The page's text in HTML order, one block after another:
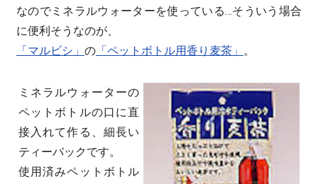
なのでミネラルウォーターを使っている…そういう場合
に便利そうなのが、
「マルビシ」 の 「ペットボトル用香り麦茶」 。
ミネラルウォーターの
ペットボトルの口に直
接入れて作る、細長い
ティーバックです。
使用済みペットボトル